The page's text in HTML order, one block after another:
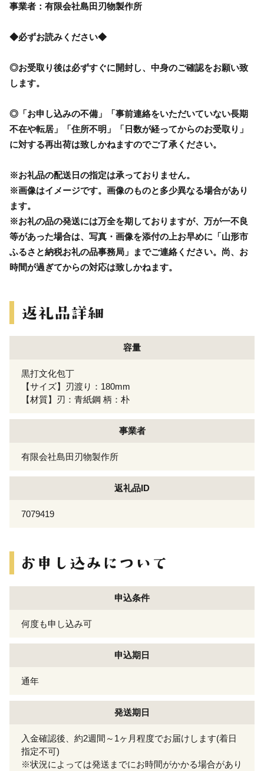
事業者：有限会社島田刃物製作所
◆必ずお読みください◆
◎お受取り後は必ずすぐに開封し、中身のご確認をお願い致
します。
◎「お申し込みの不備」「事前連絡をいただいていない長期
不在や転居」「住所不明」「日数が経ってからのお受取り」
に対する再出荷は致しかねますのでご了承ください。
※お礼品の配送日の指定は承っておりません。
※画像はイメージです。画像のものと多少異なる場合があり
ます。
※お礼の品の発送には万全を期しておりますが、万が一不良
等があった場合は、写真・画像を添付の上お早めに「山形市
ふるさと納税お礼の品事務局」までご連絡ください。尚、お
時間が過ぎてからの対応は致しかねます。
容量
黒打文化包丁
【サイズ】刃渡り：180mm
【材質】刃：青紙鋼 柄：朴
事業者
有限会社島田刃物製作所
返礼品ID
7079419
申込条件
何度も申し込み可
申込期日
通年
発送期日
入金確認後、約2週間～1ヶ月程度でお届けします(着日
指定不可)
※状況によっては発送までにお時間がかかる場合があり